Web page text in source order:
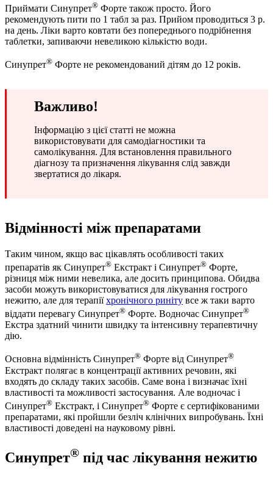
Приймати Синупрет® Форте також просто. Його
рекомендують пити по 1 табл за раз. Прийом проводиться 3 р.
на день. Ліки варто ковтати без попереднього подрібнення
таблетки, запиваючи невеликою кількістю води.
Синупрет® Форте не рекомендований дітям до 12 років.
Важливо!
Інформацію з цієї статті не можна
використовувати для самодіагностики та
самолікування. Для встановлення правильного
діагнозу та призначення лікування слід завжди
звертатися до лікаря.
Відмінності між препаратами
Таким чином, якщо вас цікавлять особливості таких
препаратів як Синупрет® Екстракт і Синупрет® Форте,
різниця між ними невелика, але досить принципова. Обидва
засоби можуть використовуватися для лікування гострого
нежитю, але для терапіїхронічного риніту все ж таки варто
віддати перевагу Синупрет® Форте. Водночас Синупрет®
Екстра здатний чинити швидку та інтенсивну терапевтичну
дію.
Основна відмінність Синупрет® Форте від Синупрет®
Екстракт полягає в концентрації активних речовин, які
входять до складу таких засобів. Саме вона і визначає їхні
властивості та можливості застосування. Але водночас і
Синупрет® Екстракт, і Синупрет® Форте є сертифікованими
препаратами, які пройшли безліч клінічних випробувань. Їхні
властивості доведені на науковому рівні.
Синупрет® під час лікування нежитю